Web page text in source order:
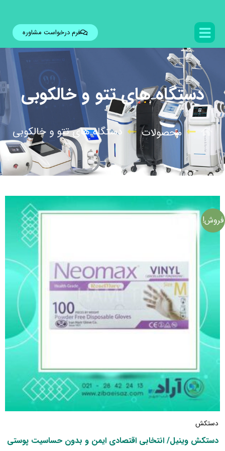
فرم درخواست مشاوره
دستگاه های تتو و خالکوبی
محصولات دستگاه های تتو و خالکوبی
فروش!
دستکش
دستکش وینیل/ انتخابی اقتصادی ایمن و بدون حساسیت پوستی